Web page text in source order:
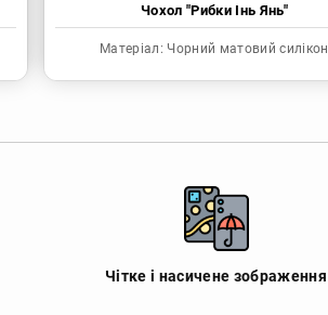
Чохол "Рибки Інь Янь"
Матеріал: Чорний матовий силікон
Чітке і насичене зображення